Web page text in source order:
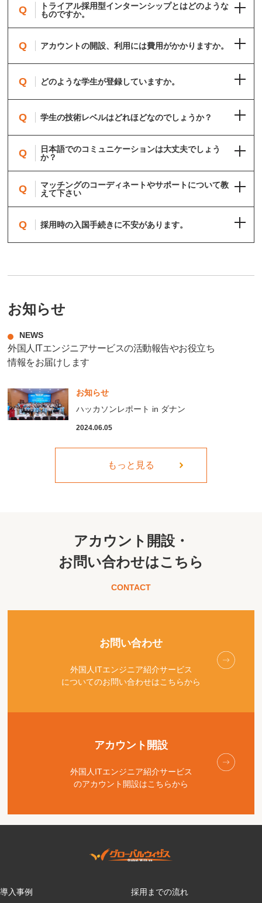
Q
トライアル採用型インターンシップとはどのような
ものですか。
Q アカウントの開設、利用には費用がかかりますか。
Q どのような学生が登録していますか。
Q 学生の技術レベルはどれほどなのでしょうか？
Q
日本語でのコミュニケーションは大丈夫でしょう
か？
Q
マッチングのコーディネートやサポートについて教
えて下さい
Q 採用時の入国手続きに不安があります。
お知らせ
NEWS
外国人ITエンジニアサービスの活動報告やお役立ち
情報をお届けします
お知らせ
ハッカソンレポート in ダナン
2024.06.05
もっと見る
アカウント開設・
お問い合わせはこちら
CONTACT
お問い合わせ
外国人ITエンジニア紹介サービス
についてのお問い合わせはこちらから
アカウント開設
外国人ITエンジニア紹介サービス
のアカウント開設はこちらから
導入事例 採用までの流れ